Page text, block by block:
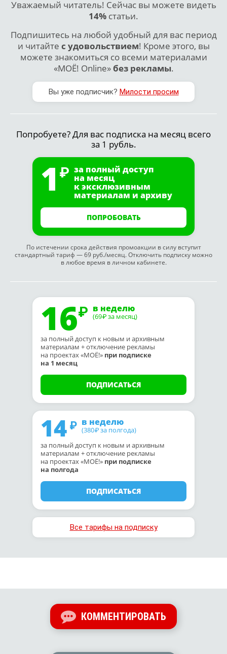
Уважаемый читатель! Сейчас вы можете видеть
14% статьи.
Подпишитесь на любой удобный для вас период
и читайте с удовольствием! Кроме этого, вы
можете знакомиться со всеми материалами
«МОЁ! Online»без рекламы.
Вы уже подписчик? Милости просим
Попробуете? Для вас подписка на месяц всего
за 1 рубль.
1 за полный доступ
на месяц
к эксклюзивным
материалам и архиву
ПОПРОБОВАТЬ
По истечении срока действия промоакции в силу вступит
стандартный тариф — 69 руб./месяц. Отключить подписку можно
в любое время в личном кабинете.
16 в неделю
(69₽ за месяц)
за полный доступ к новым и архивным
материалам + отключение рекламы
на проектах «МОЁ!» при подписке
на 1 месяц
ПОДПИСАТЬСЯ
14 в неделю
(380₽ за полгода)
за полный доступ к новым и архивным
материалам + отключение рекламы
на проектах «МОЁ!» при подписке
на полгода
ПОДПИСАТЬСЯ
Все тарифы на подписку
КОММЕНТИРОВАТЬ